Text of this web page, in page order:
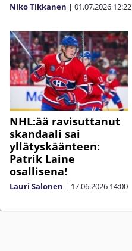
Niko Tikkanen | 01.07.2026 12:22
NHL:ää ravisuttanut
skandaali sai
yllätyskäänteen:
Patrik Laine
osallisena!
Lauri Salonen | 17.06.2026 14:00